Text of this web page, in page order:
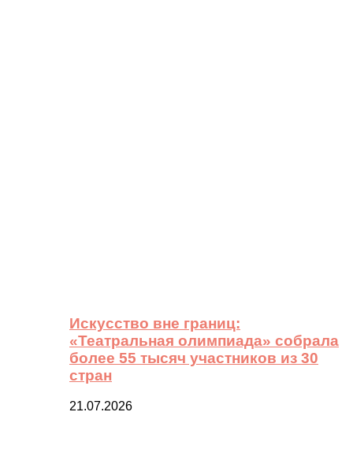
Искусство вне границ:
«Театральная олимпиада» собрала
более 55 тысяч участников из 30
стран
21.07.2026